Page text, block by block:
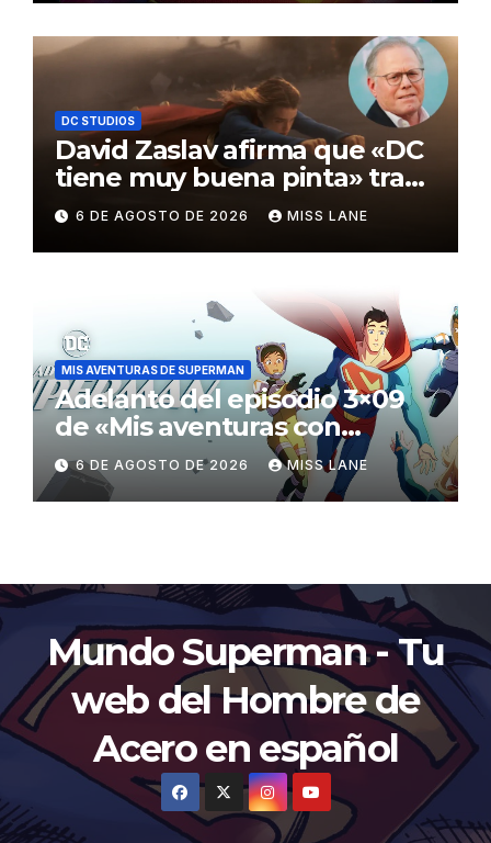
DC STUDIOS
David Zaslav afirma que «DC
tiene muy buena pinta» tras
el fracaso de «Supergirl»
6 DE AGOSTO DE 2026 MISS LANE
MIS AVENTURAS DE SUPERMAN
Adelanto del episodio 3×09
de «Mis aventuras con
Superman»
6 DE AGOSTO DE 2026 MISS LANE
Mundo Superman - Tu
web del Hombre de
Acero en español